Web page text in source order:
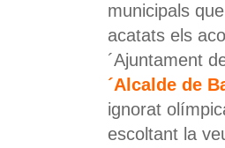
municipals
acatats els
´Ajuntament
´Alcalde de
ignorat
escoltant la